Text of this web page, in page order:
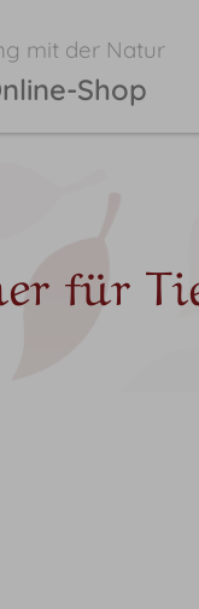
mit der Natur
Shop
für